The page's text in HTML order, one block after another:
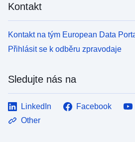
Kontakt
Kontakt na tým European Data
Přihlásit se k odběru zpravodaje
Sledujte nás na
LinkedIn Facebook
Other